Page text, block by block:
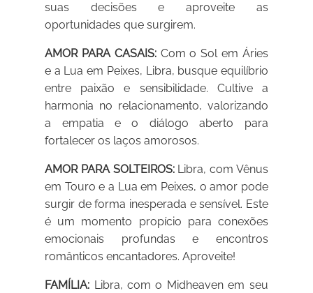
suas decisões e aproveite as
oportunidades que surgirem.
AMOR PARA CASAIS:Com o Sol em Áries
e a Lua em Peixes, Libra, busque equilíbrio
entre paixão e sensibilidade. Cultive a
harmonia no relacionamento, valorizando
a empatia e o diálogo aberto para
fortalecer os laços amorosos.
AMOR PARA SOLTEIROS:Libra, com Vênus
em Touro e a Lua em Peixes, o amor pode
surgir de forma inesperada e sensível. Este
é um momento propício para conexões
emocionais profundas e encontros
românticos encantadores. Aproveite!
FAMÍLIA: Libra, com o Midheaven em seu